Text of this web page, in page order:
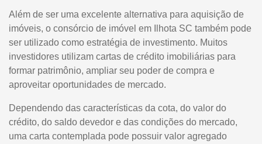
Além de ser uma excelente alternativa para aquisição de
imóveis, o consórcio de imóvel em Ilhota SC também pode
ser utilizado como estratégia de investimento. Muitos
investidores utilizam cartas de crédito imobiliárias para
formar patrimônio, ampliar seu poder de compra e
aproveitar oportunidades de mercado.
Dependendo das características da cota, do valor do
crédito, do saldo devedor e das condições do mercado,
uma carta contemplada pode possuir valor agregado